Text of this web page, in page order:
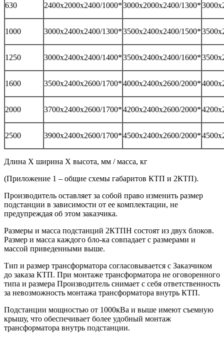
630 2400х2000х2400/1000*3000х2000х2400/1300*
1000 3000х2400х2400/1300*3500х2400х2400/1500*
1250 3000х2400х2400/1400*3500х2400х2400/1600*
1600 3500х2400х2600/1700*4000х2400х2600/2000*
2000 3700х2400х2600/1700*4200х2400х2600/2000*
2500 3900х2400х2600/1700*4500х2400х2600/2000*
Длина Х ширина Х высота, мм / масса, кг
(Приложение 1 – общие схемы габаритов КТП и 2КТП).
Производитель оставляет за собой право изменить размер
подстанции в зависимости от ее комплектации, не
предупреждая об этом заказчика.
Размеры и масса подстанций 2КТПН состоят из двух блоков.
Размер и масса каждого бло-ка совпадает с размерами и
массой приведенными выше.
Тип и размер трансформатора согласовывается с Заказчиком
до заказа КТП. При монтаже трансформатора не оговоренного
типа и размера Производитель снимает с себя ответственность
за невозможность монтажа трансформатора внутрь КТП.
Подстанции мощностью от 1000кВа и выше имеют съемную
крышу, что обеспечивает более удобный монтаж
трансформатора внутрь подстанции.